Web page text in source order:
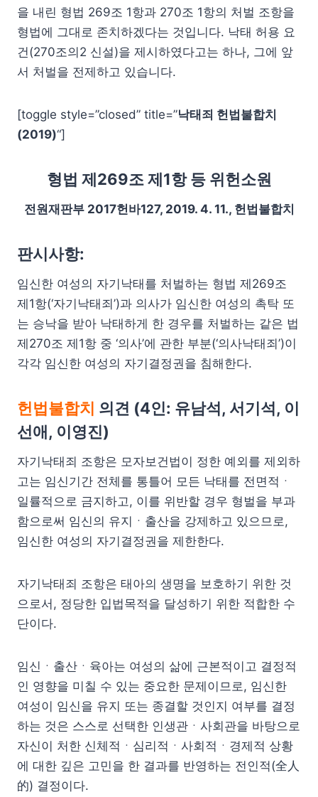
을 내린 형법 269조 1항과 270조 1항의 처벌 조항을
형법에 그대로 존치하겠다는 것입니다. 낙태 허용 요
건(270조의2 신설)을 제시하였다고는 하나, 그에 앞
서 처벌을 전제하고 있습니다.
[toggle style=”closed” title=”낙태죄 헌법불합치
(2019)“]
형법 제269조 제1항 등 위헌소원
전원재판부 2017헌바127, 2019. 4. 11., 헌법불합치
판시사항:
임신한 여성의 자기낙태를 처벌하는 형법 제269조
제1항(‘자기낙태죄’)과 의사가 임신한 여성의 촉탁 또
는 승낙을 받아 낙태하게 한 경우를 처벌하는 같은 법
제270조 제1항 중 ‘의사’에 관한 부분(‘의사낙태죄’)이
각각 임신한 여성의 자기결정권을 침해한다.
헌법불합치 의견 (4인: 유남석, 서기석, 이
선애, 이영진)
자기낙태죄 조항은 모자보건법이 정한 예외를 제외하
고는 임신기간 전체를 통틀어 모든 낙태를 전면적ㆍ
일률적으로 금지하고, 이를 위반할 경우 형벌을 부과
함으로써 임신의 유지ㆍ출산을 강제하고 있으므로,
임신한 여성의 자기결정권을 제한한다.
자기낙태죄 조항은 태아의 생명을 보호하기 위한 것
으로서, 정당한 입법목적을 달성하기 위한 적합한 수
단이다.
임신ㆍ출산ㆍ육아는 여성의 삶에 근본적이고 결정적
인 영향을 미칠 수 있는 중요한 문제이므로, 임신한
여성이 임신을 유지 또는 종결할 것인지 여부를 결정
하는 것은 스스로 선택한 인생관ㆍ사회관을 바탕으로
자신이 처한 신체적ㆍ심리적ㆍ사회적ㆍ경제적 상황
에 대한 깊은 고민을 한 결과를 반영하는 전인적(全人
的) 결정이다.